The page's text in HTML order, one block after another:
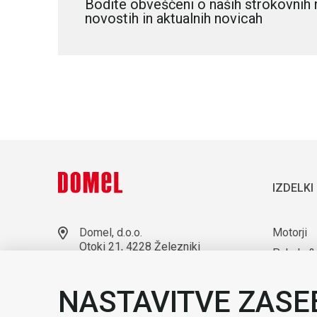
Bodite obveščeni o naših strokovnih
novostih in aktualnih novicah
Domel, d.o.o.
Otoki 21, 4228 Železniki
sales@domel.com
Lokacije skladišč
IZDELKI
Motorji
Puhala
NASTAVITVE